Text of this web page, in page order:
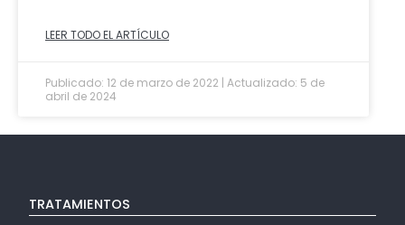
LEER TODO EL ARTÍCULO
Publicado: 12 de marzo de 2022 | Actualizado: 5 de
abril de 2024
TRATAMIENTOS